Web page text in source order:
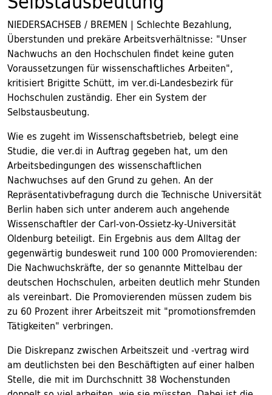
NIEDERSACHSEB / BREMEN | Schlechte Bezahlung,
Überstunden und prekäre Arbeitsverhältnisse: "Unser
Nachwuchs an den Hochschulen findet keine guten
Voraussetzungen für wissenschaftliches Arbeiten",
kritisiert Brigitte Schütt, im ver.di-Landesbezirk für
Hochschulen zuständig. Eher ein System der
Selbstausbeutung.
Wie es zugeht im Wissenschaftsbetrieb, belegt eine
Studie, die ver.di in Auftrag gegeben hat, um den
Arbeitsbedingungen des wissenschaftlichen
Nachwuchses auf den Grund zu gehen. An der
Repräsentativbefragung durch die Technische Universität
Berlin haben sich unter anderem auch angehende
Wissenschaftler der Carl-von-Ossietz-ky-Universität
Oldenburg beteiligt. Ein Ergebnis aus dem Alltag der
gegenwärtig bundesweit rund 100 000 Promovierenden:
Die Nachwuchskräfte, der so genannte Mittelbau der
deutschen Hochschulen, arbeiten deutlich mehr Stunden
als vereinbart. Die Promovierenden müssen zudem bis
zu 60 Prozent ihrer Arbeitszeit mit "promotionsfremden
Tätigkeiten" verbringen.
Die Diskrepanz zwischen Arbeitszeit und -vertrag wird
am deutlichsten bei den Beschäftigten auf einer halben
Stelle, die mit im Durchschnitt 38 Wochenstunden